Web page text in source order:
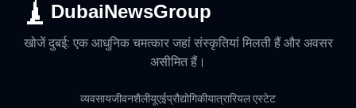
DubaiNewsGroup
खोजें दुबई: एक आधुनिक चमत्कार जहां संस्कृतियां मिलती हैं और अवसर
असीमित हैं।
व्यवसायजीवनशैलीयूएईप्रौद्योगिकीयात्रारियल एस्टेट